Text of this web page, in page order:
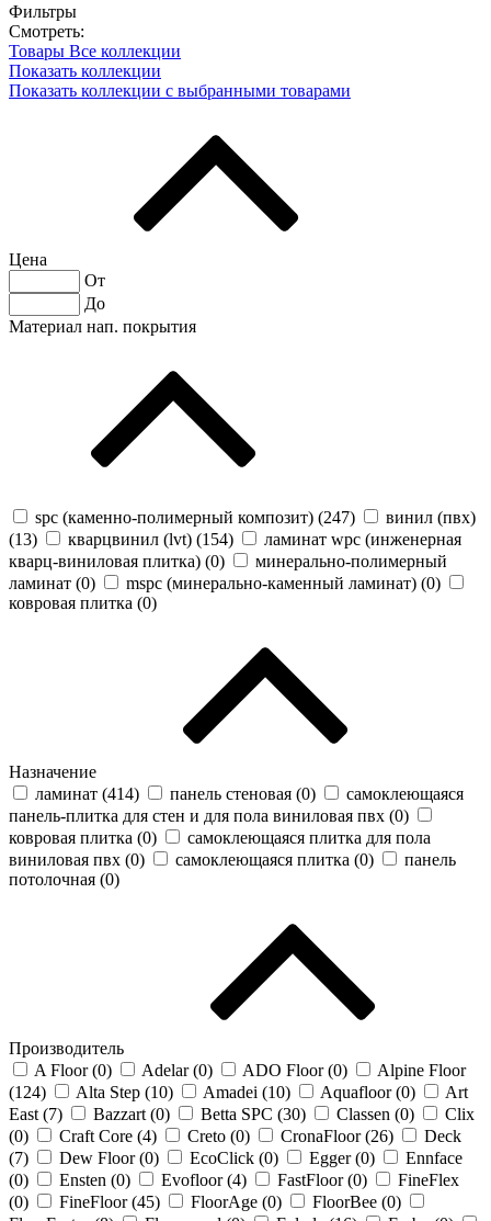
Фильтры
Смотреть:
Товары Все коллекции
Показать коллекции
Показать коллекции с выбранными товарами
Цена
От
До
Материал нап. покрытия
spc (каменно-полимерный композит) (247)
винил (пвх)
(13) кварцвинил (lvt) (154)
ламинат wpc (инженерная
кварц-виниловая плитка) (0)
минерально-полимерный
ламинат (0) mspc (минерально-каменный ламинат) (0)
ковровая плитка (0)
Назначение
ламинат (414) панель стеновая (0)
самоклеющаяся
панель-плитка для стен и для пола виниловая пвх (0)
ковровая плитка (0)
самоклеющаяся плитка для пола
виниловая пвх (0) самоклеющаяся плитка (0)
панель
потолочная (0)
Производитель
A Floor (0) Adelar (0) ADO Floor (0)
Alpine Floor
(124) Alta Step (10) Amadei (10) Aquafloor (0)
Art
East (7) Bazzart (0) Betta SPC (30) Classen (0)
Clix
(0) Craft Core (4) Creto (0) CronaFloor (26)
Deck
(7) Dew Floor (0) EcoClick (0) Egger (0)
Ennface
(0) Ensten (0) Evofloor (4) FastFloor (0)
FineFlex
(0) FineFloor (45) FloorAge (0) FloorBee (0)